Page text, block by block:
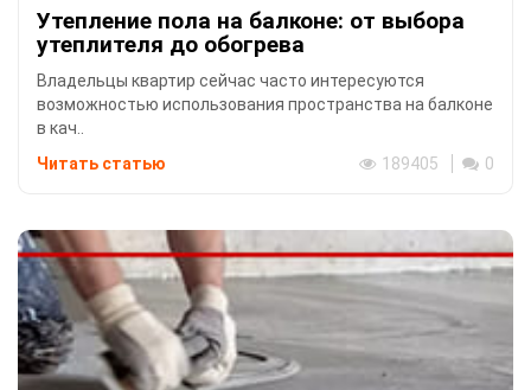
Утепление пола на балконе: от выбора
утеплителя до обогрева
Владельцы квартир сейчас часто интересуются
возможностью использования пространства на балконе
в кач..
Читать статью
189405 0